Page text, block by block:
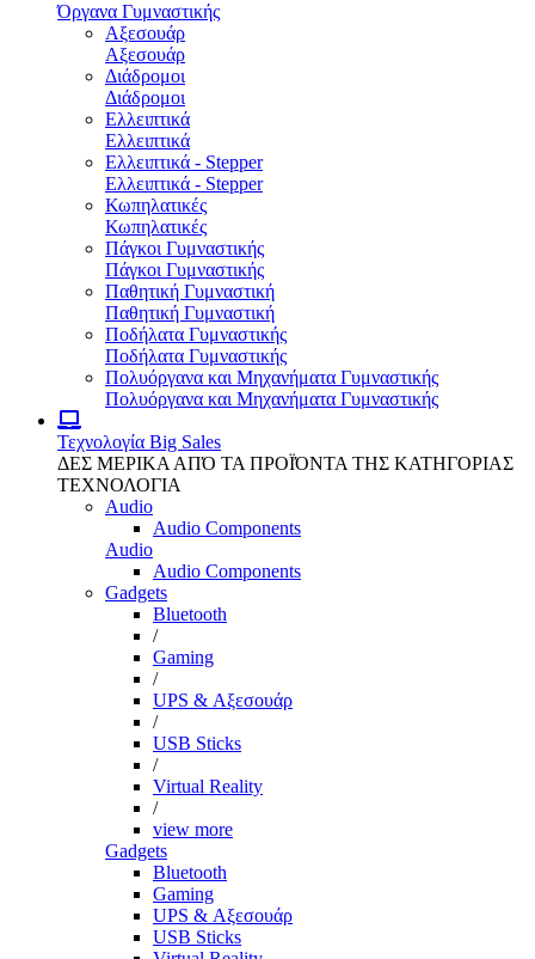
Όργανα Γυμναστικής
Αξεσουάρ
Αξεσουάρ
Διάδρομοι
Διάδρομοι
Ελλειπτικά
Ελλειπτικά
Ελλειπτικά - Stepper
Ελλειπτικά - Stepper
Κωπηλατικές
Κωπηλατικές
Πάγκοι Γυμναστικής
Πάγκοι Γυμναστικής
Παθητική Γυμναστική
Παθητική Γυμναστική
Ποδήλατα Γυμναστικής
Ποδήλατα Γυμναστικής
Πολυόργανα και Μηχανήματα Γυμναστικής
Πολυόργανα και Μηχανήματα Γυμναστικής
Τεχνολογία Big Sales
ΔΕΣ ΜΕΡΙΚΑ ΑΠΌ ΤΑ ΠΡΟΪΌΝΤΑ ΤΗΣ ΚΑΤΗΓΟΡΙΑΣ
ΤΕΧΝΟΛΟΓΙΑ
Audio
Audio Components
Audio
Audio Components
Gadgets
Bluetooth
/
Gaming
/
UPS & Αξεσουάρ
/
USB Sticks
/
Virtual Reality
/
view more
Gadgets
Bluetooth
Gaming
UPS & Αξεσουάρ
USB Sticks